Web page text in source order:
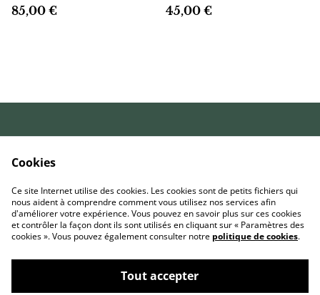
85,00 €
45,00 €
générales de vente
cookies
FAQ
Cookies
Ce site Internet utilise des cookies. Les cookies sont de petits fichiers qui
nous aident à comprendre comment vous utilisez nos services afin
d'améliorer votre expérience. Vous pouvez en savoir plus sur ces cookies
et contrôler la façon dont ils sont utilisés en cliquant sur « Paramètres des
cookies ». Vous pouvez également consulter notre politique de cookies.
Tout accepter